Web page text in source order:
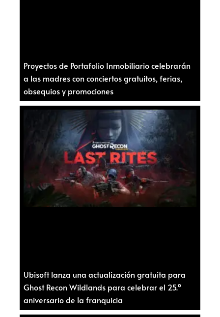
Proyectos de Portafolio Inmobiliario celebrarán
a las madres con conciertos gratuitos, ferias,
obsequios y promociones
Ubisoft lanza una actualización gratuita para
Ghost Recon Wildlands para celebrar el 25.º
aniversario de la franquicia